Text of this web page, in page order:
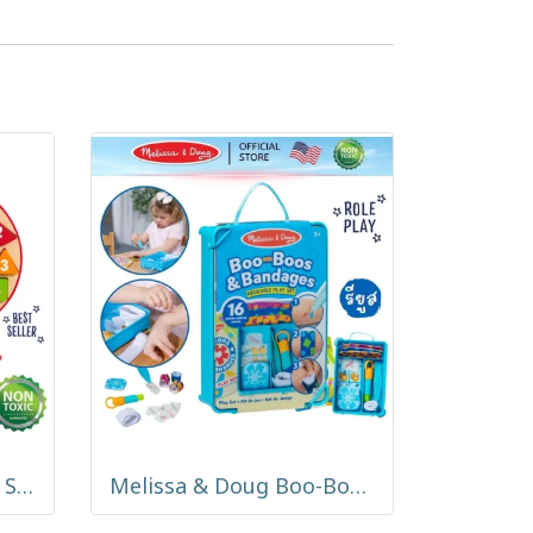
Melissa & Doug Shape Sorting Clock รุ่น 8593 นาฬิกาไม้สอนเวลา พัซเซิลแยกรูปทรง เข็มนาฬิกาหมุนได้ Melissa & Doug Boo-Boos & Bandages Reusable Play Set รุ่น 50167 ชุดคุณหมอ ทำแผล พลาสเตอร์ ของเล่นปฐมพยาบาล พร้อมกล่องเก็บ